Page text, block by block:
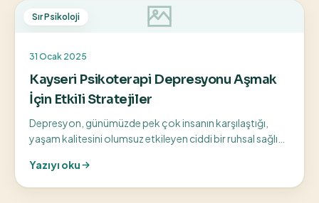
Sır Psikoloji
31 Ocak 2025
Kayseri Psikoterapi Depresyonu Aşmak
İçin Etkili Stratejiler
Depresyon, günümüzde pek çok insanın karşılaştığı,
yaşam kalitesini olumsuz etkileyen ciddi bir ruhsal sağlık
Yazıyı oku